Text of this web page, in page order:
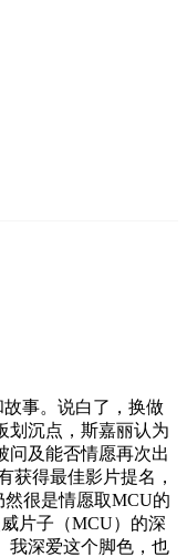
事。说白了，换做
划沉点，斯嘉丽认为
问及能否情愿再次出
获得最佳影片提名，
很是情愿取MCU的
片子（MCU）的深
我深爱这个脚色，也